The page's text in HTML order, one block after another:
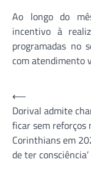
Ao longo do
incentivo à
programadas no
com atendimento
Navegação
de
Post
⟵
Dorival admite
ficar sem reforços
Corinthians em
de ter consciência’